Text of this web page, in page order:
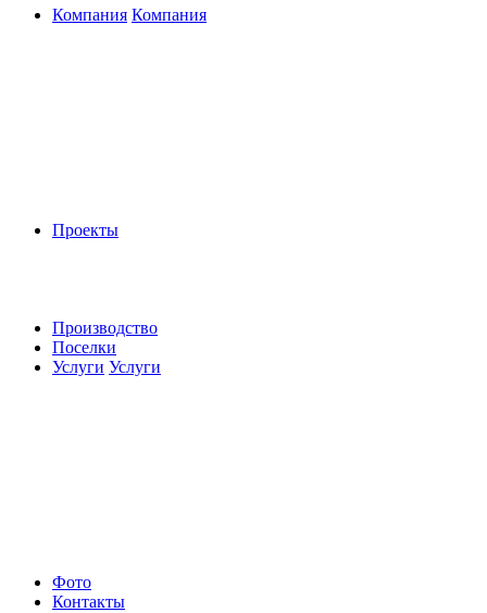
Компания Компания
Проекты
Производство
Поселки
Услуги Услуги
Фото
Контакты